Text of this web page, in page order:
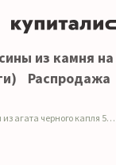
из камня
Распродажа
агата черного капля 55*35 мм